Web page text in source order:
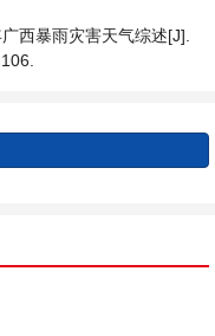
西暴雨灾害天气综述[J].